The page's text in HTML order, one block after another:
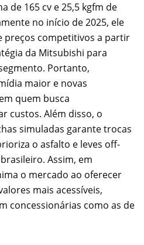
de 165 cv e 25,5 kgfm de
no início de 2025, ele
preços competitivos a partir
da Mitsubishi para
Portanto,
maior e novas
quem busca
custos. Além disso, o
simuladas garante trocas
o asfalto e leves off-
Assim, em
o mercado ao oferecer
mais acessíveis,
concessionárias como as de